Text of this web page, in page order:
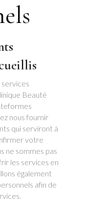
Beauté
nous fournir
qui serviront à
votre
ne sommes pas
les services en
également
afin de